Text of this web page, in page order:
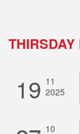
THIRSDAY
19 11
2025
10